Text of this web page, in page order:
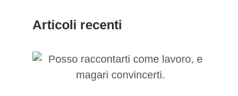
Articoli recenti